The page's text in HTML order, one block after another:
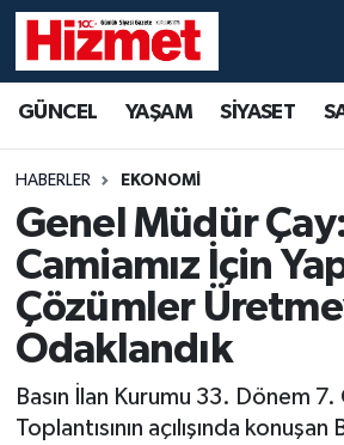
GÜNCEL YAŞAM SİYASET
HABERLER EKONOMİ
Genel Müdür Çay:
Camiamız İçin
Çözümler
Odaklandık
Basın İlan Kurumu 33. Dönem 7.
Toplantısının açılışında konuşan
YAŞAM
SİYASET
SAĞLIK
EKONOMİ
KÜLTÜR SANAT
Denizli Hava Durumu
Denizli Trafik Yoğunluk
Süper Lig Puan Durumu ve
Tüm Manşetler
Son Dakika Haberleri